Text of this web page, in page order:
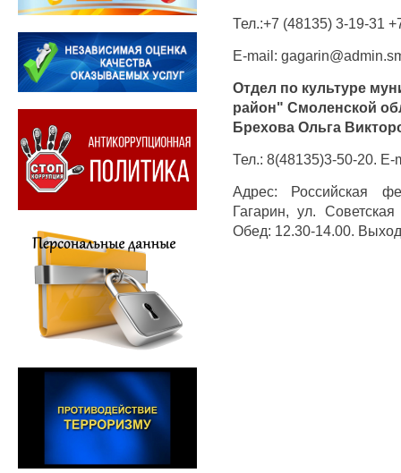
Тел.:+7 (48135) 3-19-31
E-mail:
Отдел по культуре
район" Смоленской
Брехова Ольга
Тел.: 8(48135)3-50-20.
Адрес: Российская
Гагарин, ул.
Обед: 12.30-14.00.